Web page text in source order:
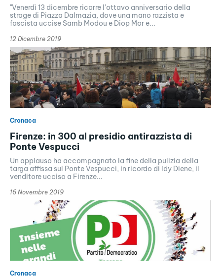
"Venerdì 13 dicembre ricorre l’ottavo anniversario della
strage di Piazza Dalmazia, dove una mano razzista e
fascista uccise Samb Modou e Diop Mor e...
12 Dicembre 2019
Cronaca
Firenze: in 300 al presidio antirazzista di
Ponte Vespucci
Un applauso ha accompagnato la fine della pulizia della
targa affissa sul Ponte Vespucci, in ricordo di Idy Diene, il
venditore ucciso a Firenze...
16 Novembre 2019
Cronaca